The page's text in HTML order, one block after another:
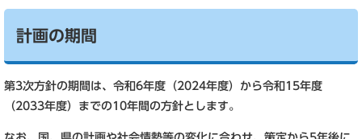
計画の期間
第3次方針の期間は、令和6年度（2024年度）から令和15年度
（2033年度）までの10年間の方針とします。